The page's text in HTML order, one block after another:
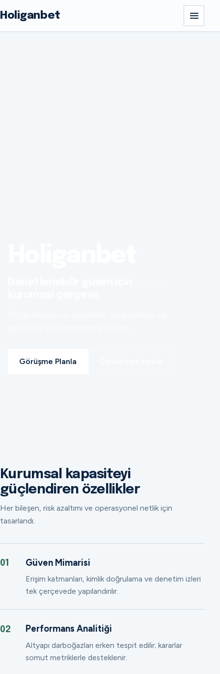
Holiganbet
Görüşme Planla
Kurumsal kapasiteyi
güçlendiren özellikler
Her bileşen, risk azaltımı ve operasyonel netlik için
tasarlandı.
01 Güven Mimarisi
Erişim katmanları, kimlik doğrulama ve denetim izleri
tek çerçevede yapılandırılır.
02 Performans Analitiği
Altyapı darboğazları erken tespit edilir; kararlar
somut metriklerle desteklenir.